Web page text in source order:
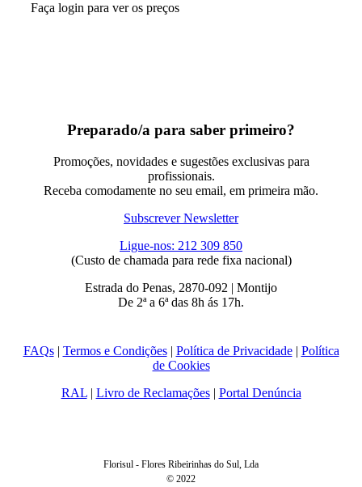
Faça login para ver os preços
Preparado/a para saber primeiro?
Promoções, novidades e sugestões exclusivas para
profissionais.
Receba comodamente no seu email, em primeira mão.
Subscrever Newsletter
Ligue-nos: 212 309 850
(Custo de chamada para rede fixa nacional)
Estrada do Penas, 2870-092 | Montijo
De 2ª a 6ª das 8h ás 17h.
FAQs| Termos e Condições| Política de Privacidade| Política
de Cookies
RAL| Livro de Reclamações| Portal Denúncia
Florisul - Flores Ribeirinhas do Sul, Lda
© 2022